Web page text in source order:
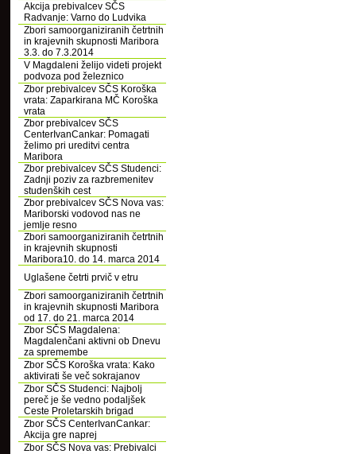
Akcija prebivalcev SČS
Radvanje: Varno do Ludvika
Zbori samoorganiziranih četrtnih
in krajevnih skupnosti Maribora
3.3. do 7.3.2014
V Magdaleni želijo videti projekt
podvoza pod železnico
Zbor prebivalcev SČS Koroška
vrata: Zaparkirana MČ Koroška
vrata
Zbor prebivalcev SČS
CenterIvanCankar: Pomagati
želimo pri ureditvi centra
Maribora
Zbor prebivalcev SČS Studenci:
Zadnji poziv za razbremenitev
studenških cest
Zbor prebivalcev SČS Nova vas:
Mariborski vodovod nas ne
jemlje resno
Zbori samoorganiziranih četrtnih
in krajevnih skupnosti
Maribora10. do 14. marca 2014
Uglašene četrti prvič v etru
Zbori samoorganiziranih četrtnih
in krajevnih skupnosti Maribora
od 17. do 21. marca 2014
Zbor SČS Magdalena:
Magdalenčani aktivni ob Dnevu
za spremembe
Zbor SČS Koroška vrata: Kako
aktivirati še več sokrajanov
Zbor SČS Studenci: Najbolj
pereč je še vedno podaljšek
Ceste Proletarskih brigad
Zbor SČS CenterIvanCankar:
Akcija gre naprej
Zbor SČS Nova vas: Prebivalci